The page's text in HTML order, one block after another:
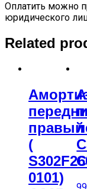
Оплатить можно
юридического
Related
правый
(
0101)